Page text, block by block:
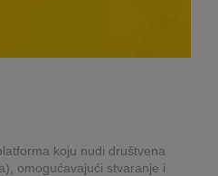
koju nudi društvena
omogućavajući stvaranje i